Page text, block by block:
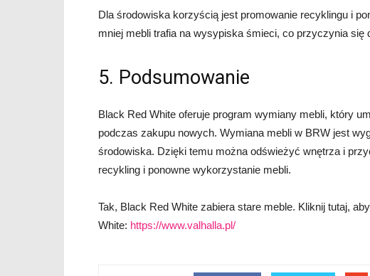
Dla środowiska korzyścią jest promowanie recyklingu i
mniej mebli trafia na wysypiska śmieci, co przyczynia się
5. Podsumowanie
Black Red White oferuje program wymiany mebli, który
podczas zakupu nowych. Wymiana mebli w BRW jest
środowiska. Dzięki temu można odświeżyć wnętrza i
recykling i ponowne wykorzystanie mebli.
Tak, Black Red White zabiera stare meble. Kliknij tutaj,
White: https://www.valhalla.pl/